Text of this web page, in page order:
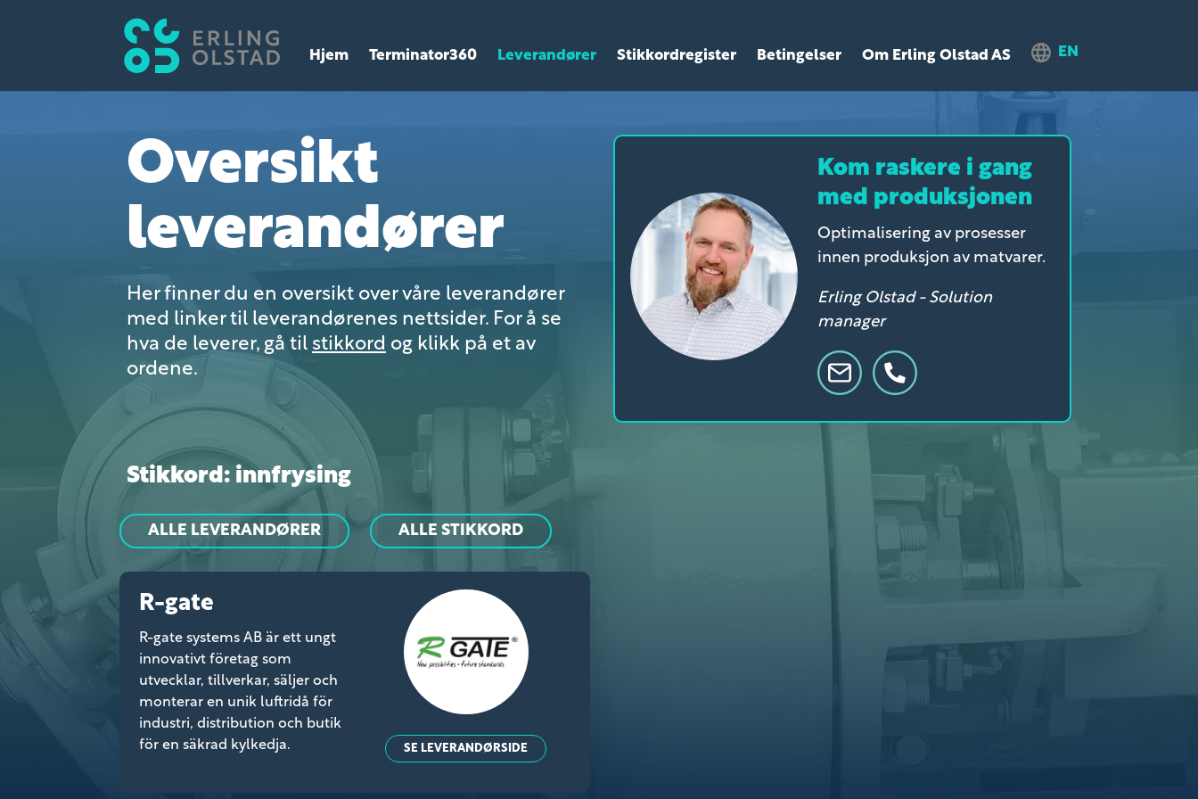
Hjem Terminator360 Leverandører Stikkordregister Betingelser Om Erling Olstad AS EN
Oversikt
leverandører
Her finner du en oversikt over våre leverandører
med linker til leverandørenes nettsider. For å se
hva de leverer, gå til stikkord og klikk på et av
ordene.
Kom raskere i gang
med produksjonen
Optimalisering av prosesser
innen produksjon av matvarer.
Erling Olstad - Solution
manager
Stikkord: innfrysing
ALLE LEVERANDØRER ALLE STIKKORD
R-gate
R-gate systems AB är ett ungt
innovativt företag som
utvecklar, tillverkar, säljer och
monterar en unik luftridå för
industri, distribution och butik
för en säkrad kylkedja.
SE LEVERANDØRSIDE